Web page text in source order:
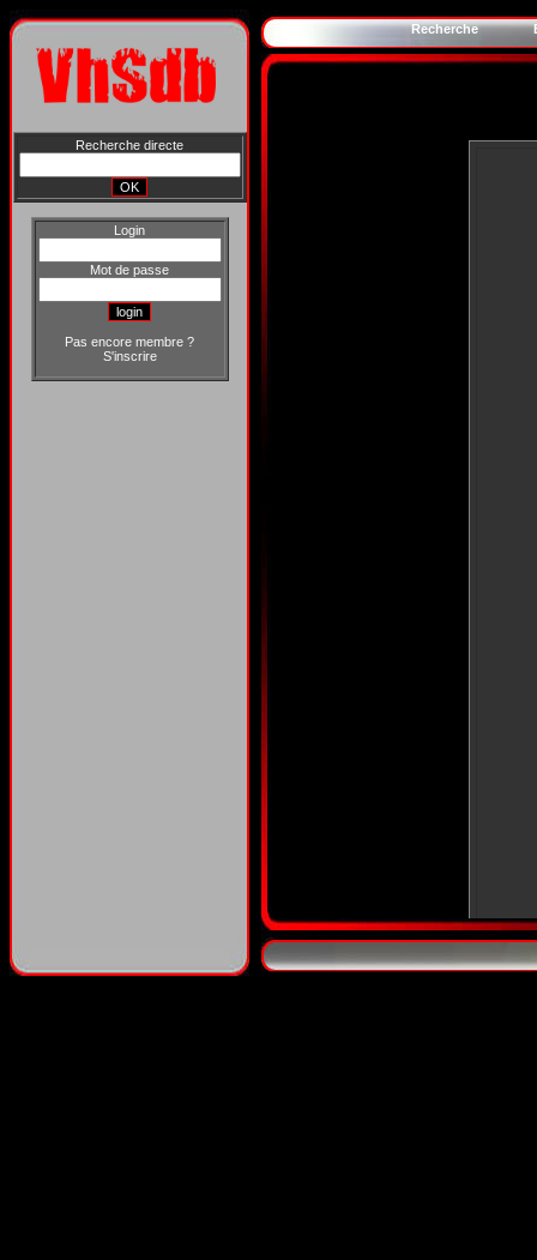
Recherche directe
Login
Mot de passe
Pas encore membre ?
S'inscrire
Recherche